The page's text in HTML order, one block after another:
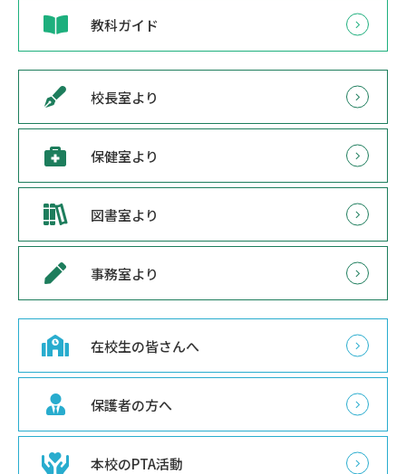
教科ガイド
校長室より
保健室より
図書室より
事務室より
在校生の皆さんへ
保護者の方へ
本校のPTA活動